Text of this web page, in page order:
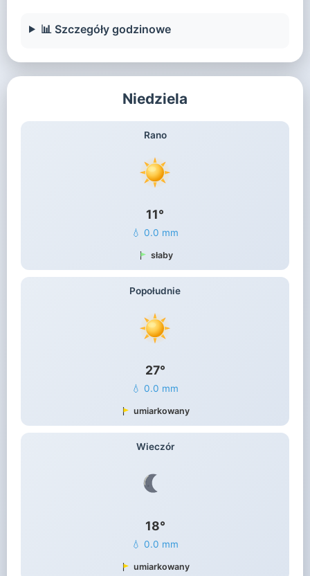
📊 Szczegóły godzinowe
Niedziela
Rano
11°
💧 0.0 mm
słaby
Popołudnie
27°
💧 0.0 mm
umiarkowany
Wieczór
18°
💧 0.0 mm
umiarkowany